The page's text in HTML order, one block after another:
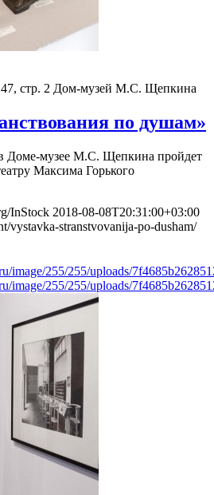
стр. 2 Дом-музей М.С. Щепкина
по душам»
Доме-музее М.С. Щепкина пройдет
Максима Горького
InStock 2018-08-08T20:31:00+03:00
vystavka-stranstvovanija-po-dusham/
image/255/255/uploads/
image/255/255/uploads/